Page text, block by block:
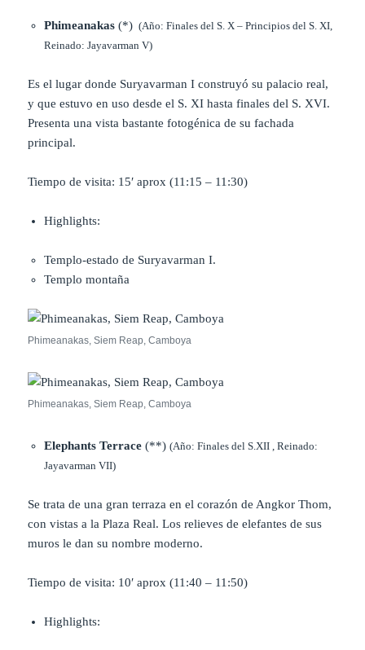
Phimeanakas (*) (Año: Finales del S. X – Principios del S. XI,
Reinado: Jayavarman V)
Es el lugar donde Suryavarman I construyó su palacio real,
y que estuvo en uso desde el S. XI hasta finales del S. XVI.
Presenta una vista bastante fotogénica de su fachada
principal.
Tiempo de visita: 15′ aprox (11:15 – 11:30)
Highlights:
Templo-estado de Suryavarman I.
Templo montaña
Phimeanakas, Siem Reap, Camboya
Phimeanakas, Siem Reap, Camboya
Elephants Terrace (**)(Año: Finales del S.XII , Reinado:
Jayavarman VII)
Se trata de una gran terraza en el corazón de Angkor Thom,
con vistas a la Plaza Real. Los relieves de elefantes de sus
muros le dan su nombre moderno.
Tiempo de visita: 10′ aprox (11:40 – 11:50)
Highlights: